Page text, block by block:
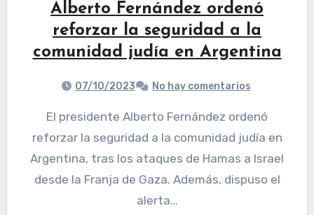
Alberto Fernández ordenó
reforzar la seguridad a la
comunidad judía en Argentina
07/10/2023 No hay comentarios
El presidente Alberto Fernández ordenó
reforzar la seguridad a la comunidad judía en
Argentina, tras los ataques de Hamas a Israel
desde la Franja de Gaza. Además, dispuso el
alerta…